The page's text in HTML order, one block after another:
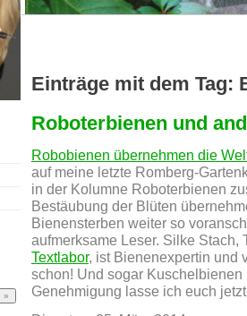
Einträge mit dem Tag:
Roboterbienen und
Robobienen übernehmen die
auf meine letzte Romberg-
in der Kolumne Roboterbienen
Bestäubung der Blüten
Bienensterben weiter so
aufmerksame Leser. Silke Stach,
Textlabor, ist Bienenexpertin und
schon! Und sogar Kuschelbienen
Genehmigung lasse ich euch